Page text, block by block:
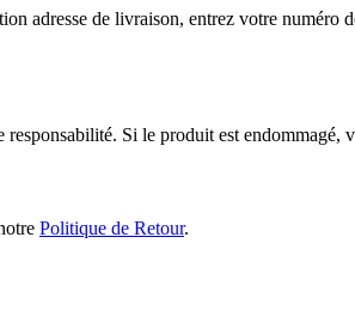
adresse de livraison, entrez votre
responsabilité. Si le produit est endommagé,
Politique de Retour.